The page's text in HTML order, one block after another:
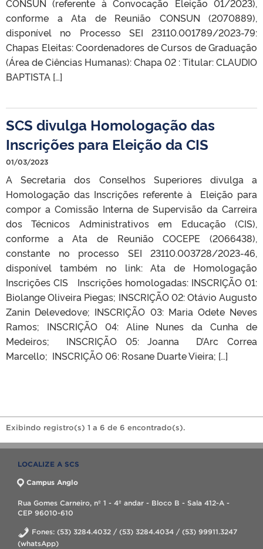
CONSUN (referente à Convocação Eleição 01/2023),
conforme a Ata de Reunião CONSUN (2070889),
disponível no Processo SEI 23110.001789/2023-79:
Chapas Eleitas: Coordenadores de Cursos de Graduação
(Área de Ciências Humanas): Chapa 02 : Titular: CLAUDIO
BAPTISTA […]
SCS divulga Homologação das
Inscrições para Eleição da CIS
01/03/2023
A Secretaria dos Conselhos Superiores divulga a
Homologação das Inscrições referente à Eleição para
compor a Comissão Interna de Supervisão da Carreira
dos Técnicos Administrativos em Educação (CIS),
conforme a Ata de Reunião COCEPE (2066438),
constante no processo SEI 23110.003728/2023-46,
disponível também no link: Ata de Homologação
Inscrições CIS Inscrições homologadas: INSCRIÇÃO 01:
Biolange Oliveira Piegas; INSCRIÇÃO 02: Otávio Augusto
Zanin Delevedove; INSCRIÇÃO 03: Maria Odete Neves
Ramos; INSCRIÇÃO 04: Aline Nunes da Cunha de
Medeiros; INSCRIÇÃO 05: Joanna D’Arc Correa
Marcello; INSCRIÇÃO 06: Rosane Duarte Vieira; […]
Exibindo registro(s) 1 a 6 de 6 encontrado(s).
LOCALIZE A SCS
Campus Anglo
Rua Gomes Carneiro, nº 1 - 4º andar - Bloco B - Sala 412-A -
CEP 96010-610
Fones: (53) 3284.4032 / (53) 3284.4034 / (53) 99911.3247
(whatsApp)